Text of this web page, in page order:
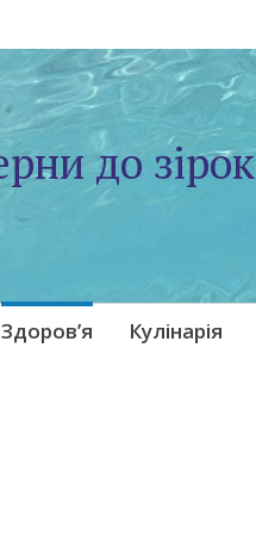
до зірок
Здоров’я Кулінарія